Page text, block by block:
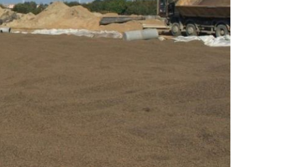
Techniczne organizowana przez
Geotechniki Oddział Małopolski oraz